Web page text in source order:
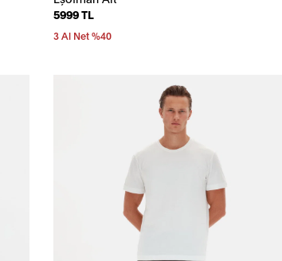
5999 TL
3 Al Net %40